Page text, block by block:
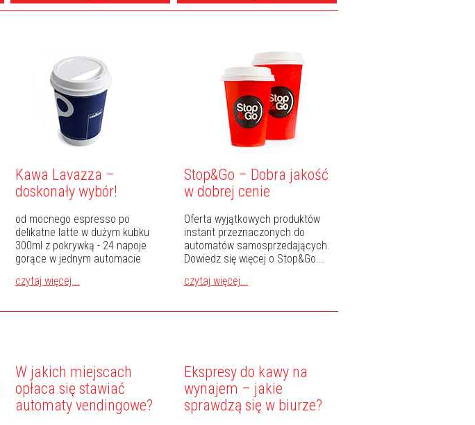
Kawa Lavazza –
doskonały wybór!
od mocnego espresso po
delikatne latte w dużym kubku
300ml z pokrywką - 24 napoje
gorące w jednym automacie
czytaj więcej...
Stop&Go – Dobra jakość
w dobrej cenie
Oferta wyjątkowych produktów
instant przeznaczonych do
automatów samosprzedających.
Dowiedz się więcej o Stop&Go...
czytaj więcej...
W jakich miejscach
opłaca się stawiać
automaty vendingowe?
Ekspresy do kawy na
wynajem – jakie
sprawdzą się w biurze?